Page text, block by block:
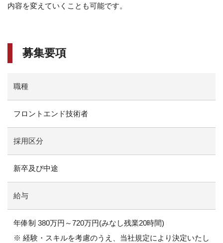
内容を変えていくことも可能です。
募集要項
職種
フロントエンド技術者
採用区分
新卒及び中途
給与
年俸制 380万円～720万円(みなし残業20時間)
※ 経験・スキルを考慮のうえ、当社規定により決定いたし